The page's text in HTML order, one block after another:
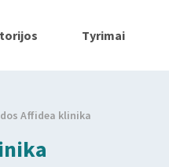
Tyrimai
Affidea klinika